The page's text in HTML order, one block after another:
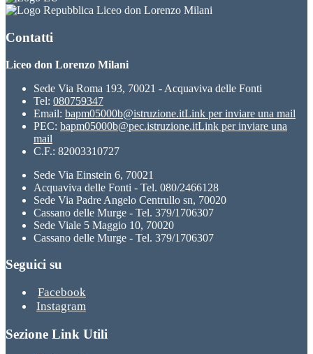
Liceo don Lorenzo Milani
Contatti
Liceo don Lorenzo Milani
Sede Via Roma 193, 70021 - Acquaviva delle Fonti
Tel: 080759347
Email: bapm05000b@istruzione.itLink per inviare una mail
PEC: bapm05000b@pec.istruzione.itLink per inviare una
mail
C.F.: 82003310727
Sede Via Einstein 6, 70021
Acquaviva delle Fonti - Tel. 080/2466128
Sede Via Padre Angelo Centrullo sn, 70020
Cassano delle Murge - Tel. 379/1706307
Sede Viale 5 Maggio 10, 70020
Cassano delle Murge - Tel. 379/1706307
Seguici su
Facebook
Instagram
Sezione Link Utili